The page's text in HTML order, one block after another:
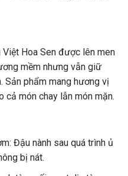
Việt Hoa Sen được lên men
mềm nhưng vẫn giữ
Sản phẩm mang hương vị
cả món chay lẫn món mặn.
: Đậu nành sau quá trình ủ
bị nát.